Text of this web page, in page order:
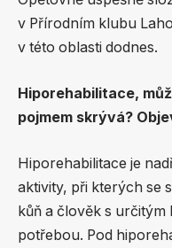
v Přírodním klubu
v této oblasti dodnes.
Hiporehabilitace,
pojmem skrývá?
Hiporehabilitace je
aktivity, při kterých se
kůň a člověk s
potřebou. Pod